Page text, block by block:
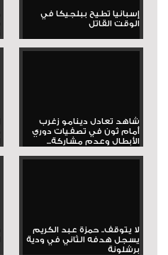
إسبانيا تطيح ببلجيكا في
الوقت القاتل
شاهد تعادل دينامو زغرب
أمام ثون في تصفيات دوري
الأبطال وعدم مشاركة...
لا يتوقف.. حمزة عبد الكريم
يسجل هدفه الثاني في ودية
برشلونة